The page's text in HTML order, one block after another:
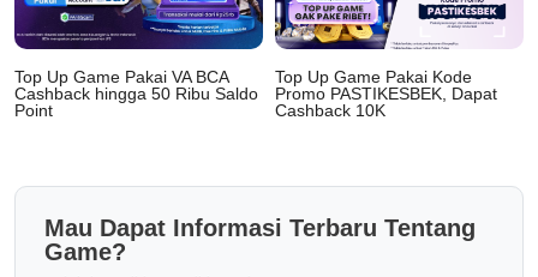
Top Up Game Pakai VA BCA
Cashback hingga 50 Ribu Saldo
Point
Top Up Game Pakai Kode
Promo PASTIKESBEK, Dapat
Cashback 10K
Mau Dapat Informasi Terbaru Tentang
Game?